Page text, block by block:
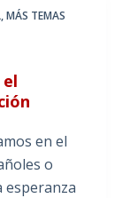
,MÁS TEMAS
en el
o
esperanza